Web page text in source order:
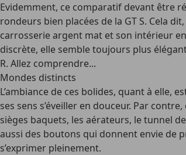
Evidemment, ce comparatif devant être
rondeurs bien placées de la GT S. Cela
carrosserie argent mat et son intérieur
discrète, elle semble toujours plus
R. Allez comprendre...
Mondes distincts
L’ambiance de ces bolides, quant à elle,
ses sens s’éveiller en douceur. Par
sièges baquets, les aérateurs, le tunnel
aussi des boutons qui donnent envie de
s’exprimer pleinement.